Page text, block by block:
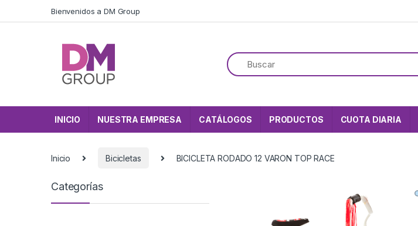
Bienvenidos a DM Group
INICIO NUESTRA EMPRESA CATÁLOGOS PRODUCTOS CUOTA DIARIA
Inicio Bicicletas BICICLETA RODADO 12 VARON TOP RACE
Categorías